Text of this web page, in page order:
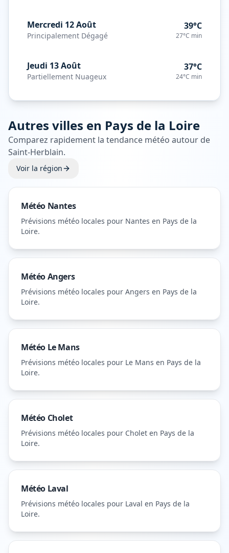
Mercredi 12 Août
Principalement Dégagé
39°C
27°C min
Jeudi 13 Août
Partiellement Nuageux
37°C
24°C min
Autres villes en Pays de la Loire
Comparez rapidement la tendance météo autour de
Saint-Herblain.
Voir la région
Météo Nantes
Prévisions météo locales pour Nantes en Pays de la
Loire.
MétéoAngers
Prévisions météo locales pour Angers en Pays de la
Loire.
Météo Le Mans
Prévisions météo locales pour Le Mans en Pays de la
Loire.
Météo Cholet
Prévisions météo locales pour Cholet en Pays de la
Loire.
Météo Laval
Prévisions météo locales pour Laval en Pays de la
Loire.